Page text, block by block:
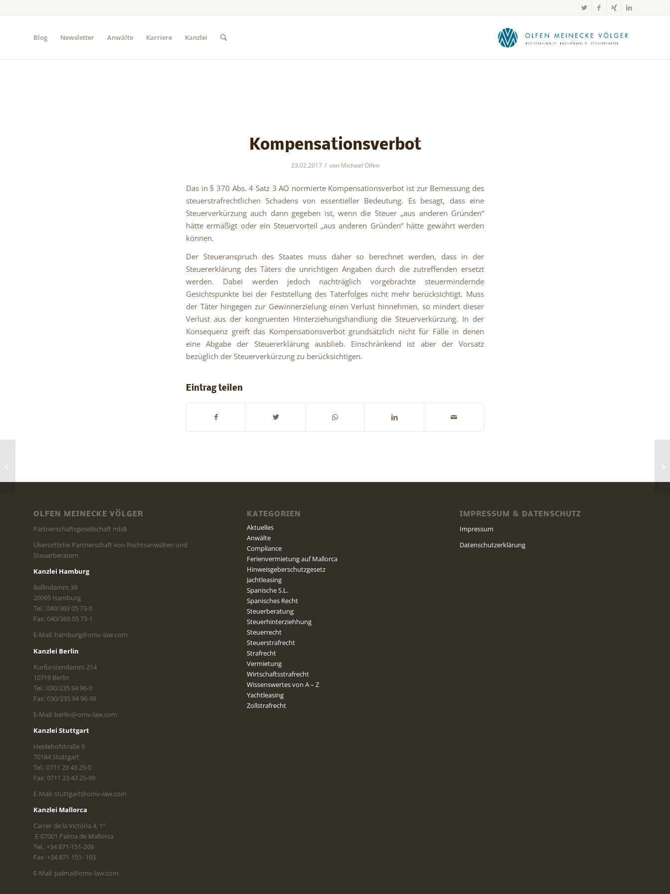
Blog Newsletter Anwälte Karriere Kanzlei
Kompensationsverbot
23.02.2017 / von Michael Olfen
Das in § 370 Abs. 4 Satz 3 AO normierte Kompensationsverbot ist zur Bemessung des
steuerstrafrechtlichen Schadens von essentieller Bedeutung. Es besagt, dass eine
Steuerverkürzung auch dann gegeben ist, wenn die Steuer „aus anderen Gründen“
hätte ermäßigt oder ein Steuervorteil „aus anderen Gründen“ hätte gewährt werden
können.
Der Steueranspruch des Staates muss daher so berechnet werden, dass in der
Steuererklärung des Täters die unrichtigen Angaben durch die zutreffenden ersetzt
werden. Dabei werden jedoch nachträglich vorgebrachte steuermindernde
Gesichtspunkte bei der Feststellung des Taterfolges nicht mehr berücksichtigt. Muss
der Täter hingegen zur Gewinnerzielung einen Verlust hinnehmen, so mindert dieser
Verlust aus der kongruenten Hinterziehungshandlung die Steuerverkürzung. In der
Konsequenz greift das Kompensationsverbot grundsätzlich nicht für Fälle in denen
eine Abgabe der Steuererklärung ausblieb. Einschränkend ist aber der Vorsatz
bezüglich der Steuerverkürzung zu berücksichtigen.
Eintrag teilen
OLFEN MEINECKE VÖLGER
Partnerschaftsgesellschaft mbB
Überörtliche Partnerschaft von Rechtsanwälten und
Steuerberatern
Kanzlei Hamburg
Ballindamm 39
20095 Hamburg
Tel.: 040/369 05 73-0
Fax: 040/369 05 73-1
E-Mail: hamburg@omv-law.com
Kanzlei Berlin
Kurfürstendamm 214
10719 Berlin
Tel.: 030/235 94 96-0
Fax: 030/235 94 96-99
E-Mail: berlin@omv-law.com
Kanzlei Stuttgart
Heidehofstraße 9
70184 Stuttgart
Tel.: 0711 23 43 25-0
Fax: 0711 23 43 25-99
E-Mail: stuttgart@omv-law.com
Kanzlei Mallorca
Carrer de la Victòria 4, 1°
E-07001 Palma de Mallorca
Tel.: +34 871-151-209
Fax: +34 871-151- 193
E-Mail: palma@omv-law.com
KATEGORIEN
Aktuelles
Anwälte
Compliance
Ferienvermietung auf Mallorca
Hinweisgeberschutzgesetz
Jachtleasing
Spanische S.L.
Spanisches Recht
Steuerberatung
Steuerhinterziehhung
Steuerrecht
Steuerstrafrecht
Strafrecht
Vermietung
Wirtschaftsstrafrecht
Wissenswertes von A – Z
Yachtleasing
Zollstrafrecht
IMPRESSUM & DATENSCHUTZ
Impressum
Datenschutzerklärung